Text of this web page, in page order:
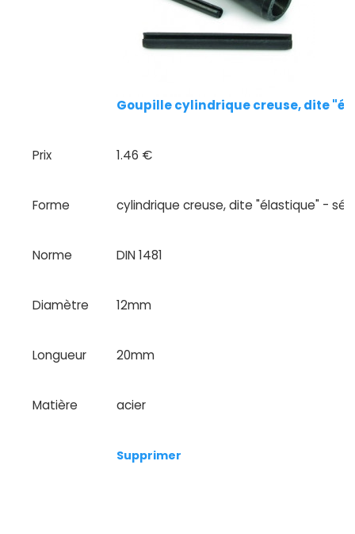
Goupille cylindrique creuse, dite
Prix 1.46 €
Forme cylindrique creuse, dite "élastique" -
Norme DIN 1481
Diamètre 12mm
Longueur 20mm
Matière acier
Supprimer